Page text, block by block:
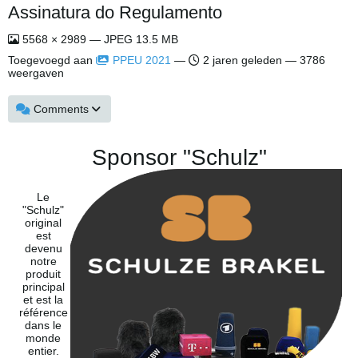
Assinatura do Regulamento
5568 × 2989 — JPEG 13.5 MB
Toegevoegd aan
PPEU 2021 — 2 jaren geleden — 3786
weergaven
Comments
Sponsor "Schulz"
Le
"Schulz"
original
est
devenu
notre
produit
principal
et est la
référence
dans le
monde
entier.